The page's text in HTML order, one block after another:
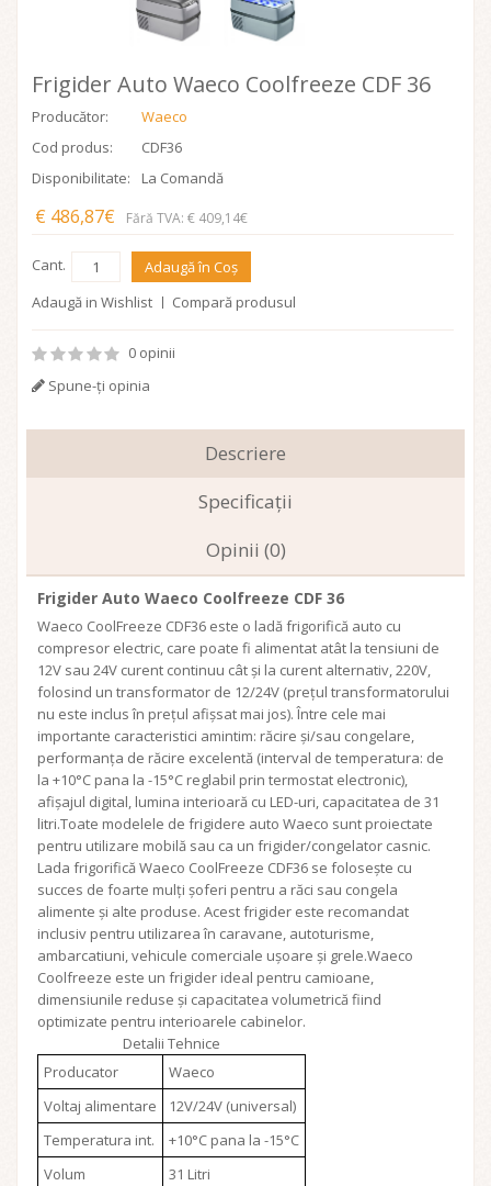
Frigider Auto Waeco Coolfreeze CDF 36
Producător:
Waeco
Cod produs:
CDF36
Disponibilitate:
La Comandă
€ 486,87€ Fără TVA: € 409,14€
Cant.
Adaugă în Coş
Adaugă in Wishlist
Compară produsul
0 opinii
Spune-ţi opinia
Descriere
Specificaţii
Opinii (0)
Frigider Auto Waeco Coolfreeze CDF 36
Waeco CoolFreeze CDF36 este o ladă frigorifică auto cu
compresor electric, care poate fi alimentat atât la tensiuni de
12V sau 24V curent continuu cât și la curent alternativ, 220V,
folosind un transformator de 12/24V (prețul transformatorului
nu este inclus în prețul afișsat mai jos). Între cele mai
importante caracteristici amintim: răcire și/sau congelare,
performanța de răcire excelentă (interval de temperatura: de
la +10°C pana la -15°C reglabil prin termostat electronic),
afișajul digital, lumina interioară cu LED-uri, capacitatea de 31
litri.Toate modelele de frigidere auto Waeco sunt proiectate
pentru utilizare mobilă sau ca un frigider/congelator casnic.
Lada frigorifică Waeco CoolFreeze CDF36 se folosește cu
succes de foarte mulți șoferi pentru a răci sau congela
alimente și alte produse. Acest frigider este recomandat
inclusiv pentru utilizarea în caravane, autoturisme,
ambarcatiuni, vehicule comerciale ușoare și grele.Waeco
Coolfreeze este un frigider ideal pentru camioane,
dimensiunile reduse și capacitatea volumetrică fiind
optimizate pentru interioarele cabinelor.
Detalii Tehnice
Producator
Waeco
Voltaj alimentare
12V/24V (universal)
Temperatura int.
+10°C pana la -15°C
Volum
31 Litri